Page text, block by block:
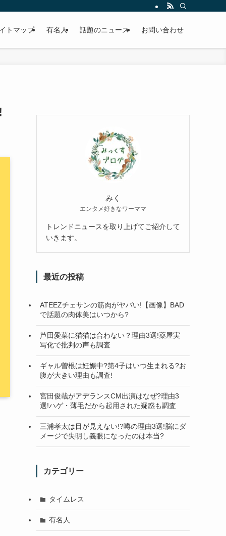
トマップ 有名人 話題のニュース お問い合わせ
みく
エンタメ好きなワーママ
トレンドニュースを取り上げてご紹介して
いきます。
最近の投稿
ATEEZチェサンの筋肉がヤバい!【画像】BAD
で話題の肉体美はいつから?
芦田愛菜に猫猫は合わない？理由3選!薬屋実
写化で批判の声も調査
ギャル曽根は妊娠中?第4子はいつ生まれる?お
腹が大きい理由も調査!
宮田俊哉がアデランスCM出演はなぜ?理由3
選!ハゲ・薄毛だから起用された疑惑も調査
三浦孝太は目が見えない!?噂の理由3選!脳にダ
メージで失明し義眼になったのは本当?
カテゴリー
タイムレス
有名人